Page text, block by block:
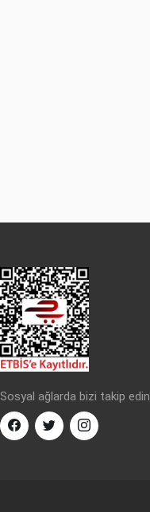
Sosyal ağlarda bizi takip edin